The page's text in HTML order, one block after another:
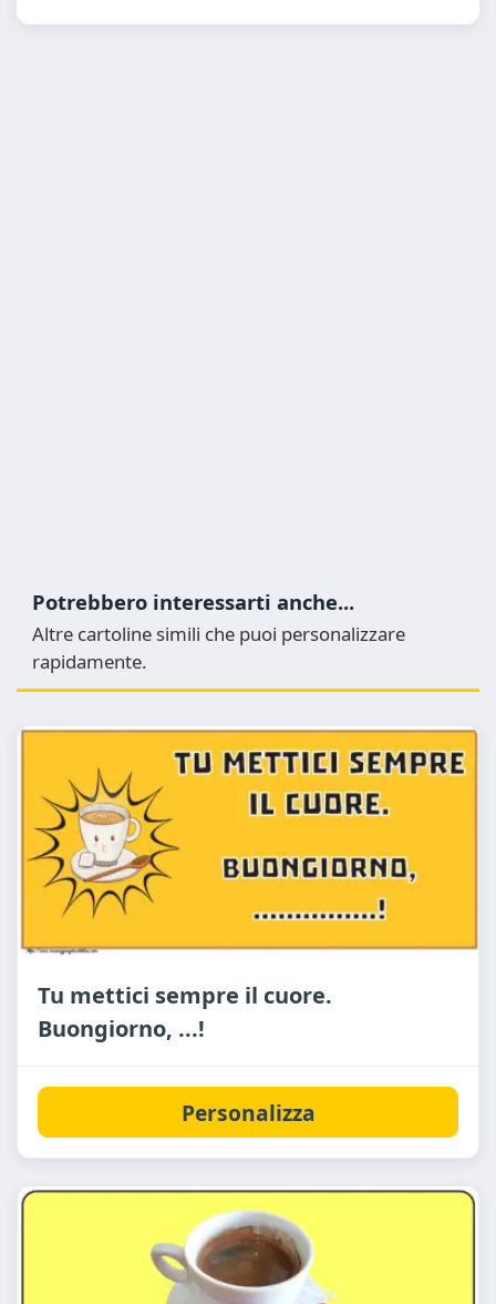
Potrebbero interessarti anche...
Altre cartoline simili che puoi personalizzare
rapidamente.
Tu mettici sempre il cuore.
Buongiorno, ...!
Personalizza